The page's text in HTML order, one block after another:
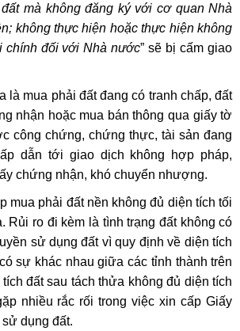
mà không đăng ký với cơ quan Nhà
không thực hiện hoặc thực hiện không
chính đối với Nhà nước” sẽ bị cấm giao
là mua phải đất đang có tranh chấp, đất
nhận hoặc mua bán thông qua giấy tờ
công chứng, chứng thực, tài sản đang
dẫn tới giao dịch không hợp pháp,
chứng nhận, khó chuyển nhượng.
mua phải đất nền không đủ diện tích tối
Rủi ro đi kèm là tình trạng đất không có
sử dụng đất vì quy định về diện tích
sự khác nhau giữa các tỉnh thành trên
đất sau tách thửa không đủ diện tích
nhiều rắc rối trong việc xin cấp Giấy
dụng đất.